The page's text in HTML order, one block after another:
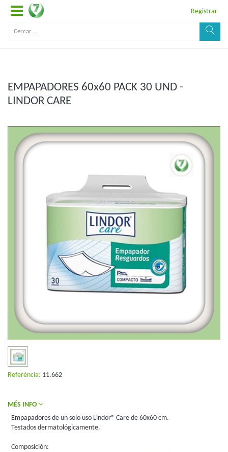
Registrar
EMPAPADORES 60x60 PACK 30 UND -
LINDOR CARE
Referència: 11.662
MÉS INFO
Empapadores de un solo uso Lindor® Care de 60x60 cm.
Testados dermatológicamente.
Composición: